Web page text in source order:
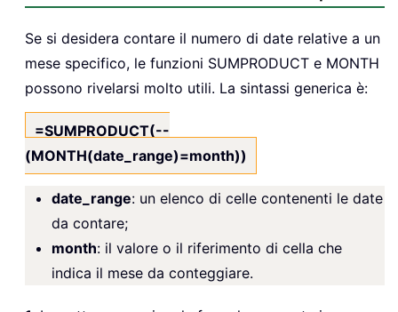
Se si desidera contare il numero di date relative a un
mese specifico, le funzioni SUMPRODUCT e MONTH
possono rivelarsi molto utili. La sintassi generica è:
=SUMPRODUCT(--
(MONTH(date_range)=month))
date_range: un elenco di celle contenenti le date
da contare;
month: il valore o il riferimento di cella che
indica il mese da conteggiare.